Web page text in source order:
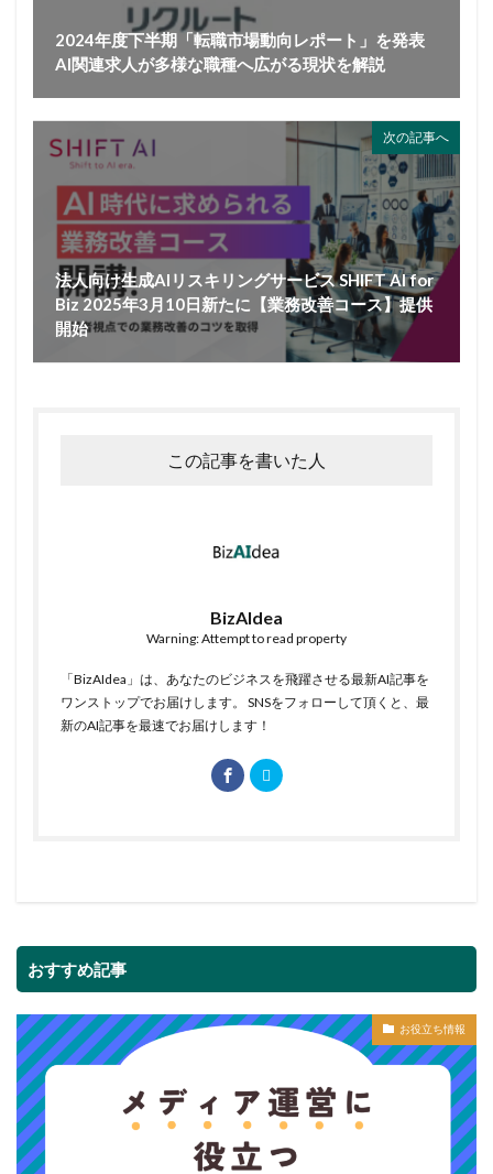
2024年度下半期「転職市場動向レポート」を発表
AI関連求人が多様な職種へ広がる現状を解説
次の記事へ
法人向け生成AIリスキリングサービス SHIFT AI for
Biz 2025年3月10日新たに【業務改善コース】提供
開始
この記事を書いた人
BizAIdea
Warning: Attempt to read property
「BizAIdea」は、あなたのビジネスを飛躍させる最新AI記事を
ワンストップでお届けします。 SNSをフォローして頂くと、最
新のAI記事を最速でお届けします！
おすすめ記事
お役立ち情報